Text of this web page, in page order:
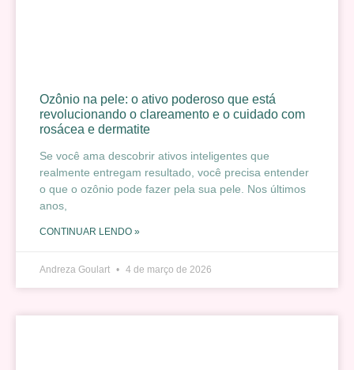
Ozônio na pele: o ativo poderoso que está
revolucionando o clareamento e o cuidado com
rosácea e dermatite
Se você ama descobrir ativos inteligentes que
realmente entregam resultado, você precisa entender
o que o ozônio pode fazer pela sua pele. Nos últimos
anos,
CONTINUAR LENDO »
Andreza Goulart 4 de março de 2026